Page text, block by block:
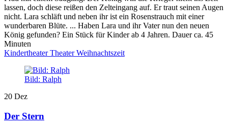
lassen, doch diese reißen den Zelteingang auf. Er traut seinen Augen
nicht. Lara schläft und neben ihr ist ein Rosenstrauch mit einer
wunderbaren Blüte. ... Haben Lara und ihr Vater nun den neuen
König gefunden? Ein Stück für Kinder ab 4 Jahren. Dauer ca. 45
Minuten
KindertheaterTheaterWeihnachtszeit
Bild: Ralph
20 Dez
Der Stern